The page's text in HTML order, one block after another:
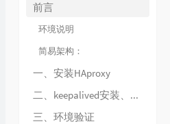
前言
环境说明
简易架构：
一、安装HAproxy
二、keepalived安装、配置
三、环境验证